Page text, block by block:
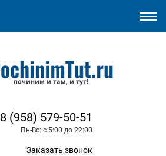
8 (958) 579-50-51
Пн-Вс: с 5:00 до 22:00
Заказать звонок